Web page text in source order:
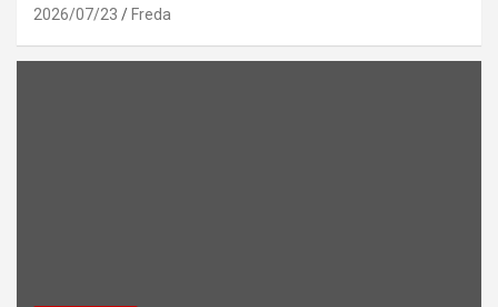
2026/07/23 Freda